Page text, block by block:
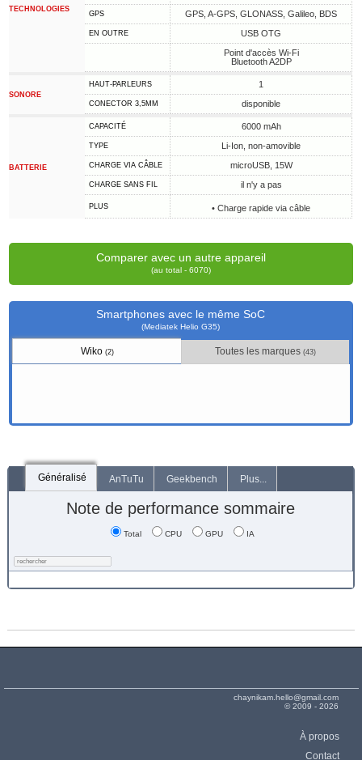
TECHNOLOGIES
GPS GPS, A-GPS, GLONASS, Galileo, BDS
EN OUTRE
USB OTG
Point d'accès Wi-Fi
Bluetooth A2DP
SONORE
HAUT-PARLEURS 1
CONECTOR 3,5MM disponible
BATTERIE
CAPACITÉ 6000 mAh
TYPE Li-Ion, non-amovible
CHARGE VIA CÂBLE microUSB, 15W
CHARGE SANS FIL il n'y a pas
PLUS • Charge rapide via câble
Comparer avec un autre appareil
(au total - 6070)
Smartphones avec le même SoC
(Mediatek Helio G35)
Wiko (2) Toutes les marques(43)
Généralisé AnTuTu Geekbench Plus...
Note de performance sommaire
Total CPU GPU IA
chaynikam.hello@gmail.com
© 2009 - 2026
À propos
Contact